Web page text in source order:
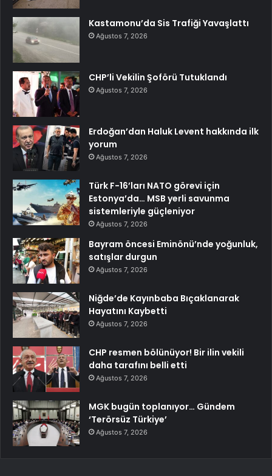
Kastamonu’da Sis Trafiği Yavaşlattı
Ağustos 7, 2026
CHP’li Vekilin Şoförü Tutuklandı
Ağustos 7, 2026
Erdoğan’dan Haluk Levent hakkında ilk
yorum
Ağustos 7, 2026
Türk F-16’ları NATO görevi için
Estonya’da… MSB yerli savunma
sistemleriyle güçleniyor
Ağustos 7, 2026
Bayram öncesi Eminönü’nde yoğunluk,
satışlar durgun
Ağustos 7, 2026
Niğde’de Kayınbaba Bıçaklanarak
Hayatını Kaybetti
Ağustos 7, 2026
CHP resmen bölünüyor! Bir ilin vekili
daha tarafını belli etti
Ağustos 7, 2026
MGK bugün toplanıyor… Gündem
‘Terörsüz Türkiye’
Ağustos 7, 2026